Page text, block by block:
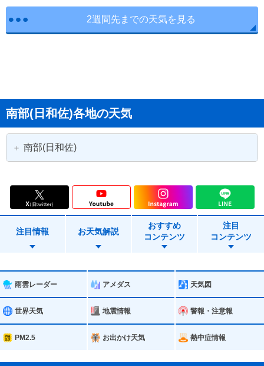
2週間先までの天気を見る
南部(日和佐)各地の天気
南部(日和佐)
上勝町 那賀町
牟岐町 美波町
注目情報 お天気解説
おすすめ
コンテンツ
注目
コンテンツ
雨雲レーダー アメダス 天気図
世界天気 地震情報 警報・注意報
PM2.5 お出かけ天気 熱中症情報